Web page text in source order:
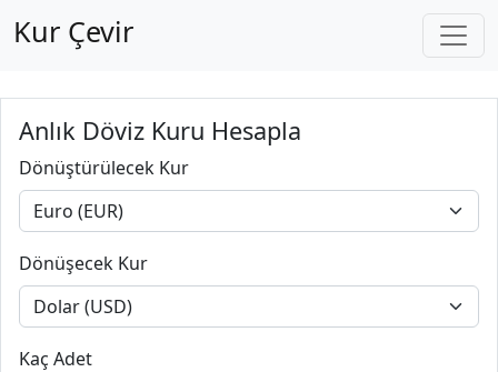
Kur Çevir
Anlık Döviz Kuru Hesapla
Dönüştürülecek Kur
Dönüşecek Kur
Kaç Adet